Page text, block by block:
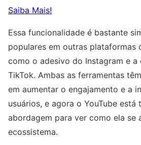
Saiba Mais!
Essa funcionalidade é bastante
populares em outras plataformas
como o adesivo do Instagram e
TikTok. Ambas as ferramentas
em aumentar o engajamento e a
usuários, e agora o YouTube está
abordagem para ver como ela se
ecossistema.